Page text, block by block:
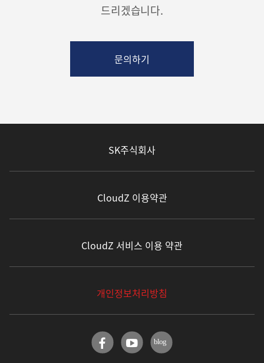
드리겠습니다.
문의하기
SK주식회사
CloudZ 이용약관
CloudZ 서비스 이용 약관
개인정보처리방침